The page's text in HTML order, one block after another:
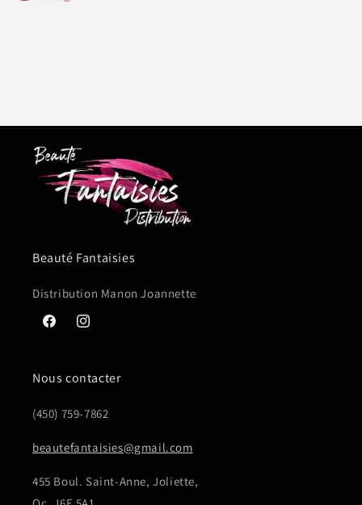
Beauté Fantaisies
Distribution Manon Joannette
FacebookInstagram
Nous contacter
(450) 759-7862
beautefantaisies@gmail.com
455 Boul. Saint-Anne, Joliette,